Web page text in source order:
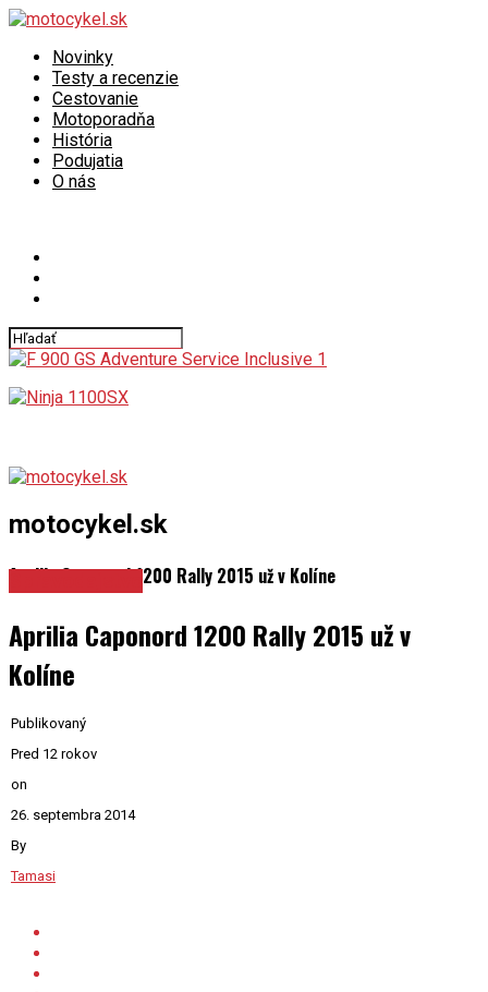
Novinky
Testy a recenzie
Cestovanie
Motoporadňa
História
Podujatia
O nás
motocykel.sk
Aprilia Caponord 1200 Rally 2015 už v Kolíne
Aprilia Caponord 1200 Rally 2015 už v
Kolíne
Publikovaný
Pred 12 rokov
on
26. septembra 2014
By
Tamasi